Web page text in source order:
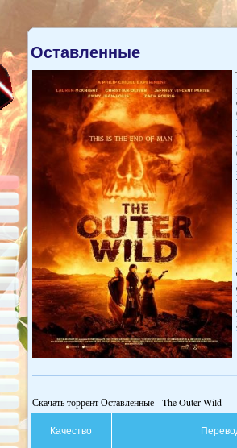
Оставленные
Скачать торрент Оставленные - The Outer Wild
Качество